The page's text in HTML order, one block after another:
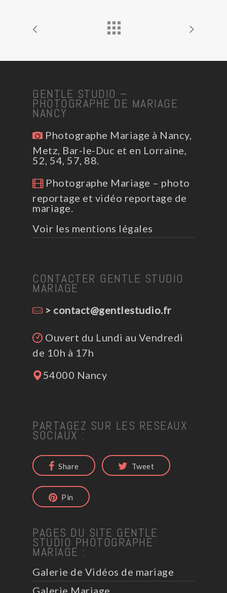
GENTLE STUDIO –
PHOTOGRAPHE DE MARIAGE
NANCY
Photographe Mariage à Nancy,
Metz, Bar-le-Duc et en Lorraine,
52, 54, 57, 88.
Photographe Mariage – photo
reportage et vidéo reportage de
mariage.
Voir les mentions légales
CONTACTER GENTLE STUDIO
MARIAGE
> contact@gentlestudio.fr
Ouvert du Lundi au Vendredi
de 10h à 17h
54000 Nancy
PARTAGEZ SUR LES RESEAUX
SOCIAUX :
Share Tweet
Pin
PAGES DU SITE GENTLE
STUDIO PHOTOGRAPHE
MARIAGE :
Galerie de Vidéos de mariage
Galerie Mariage